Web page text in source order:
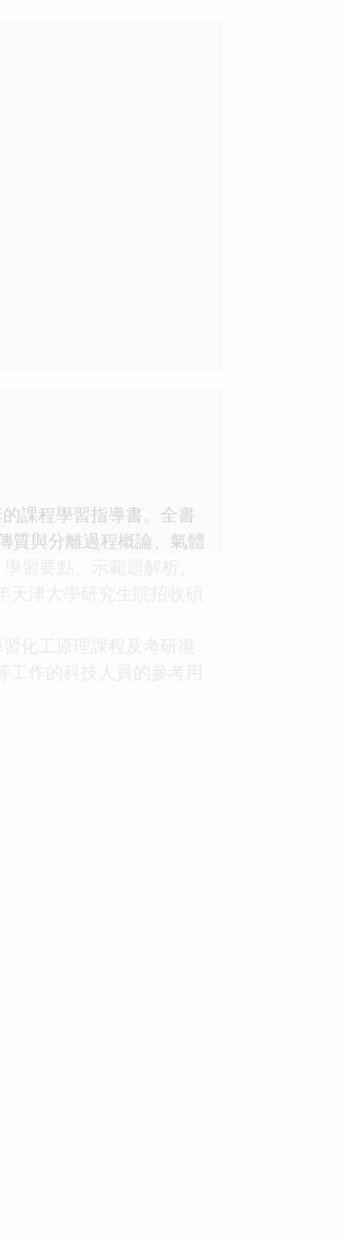
課程學習指導書。全書
質與分離過程概論、氣體
習要點、示範題解析、
津大學研究生院招收碩
化工原理課程及考研復